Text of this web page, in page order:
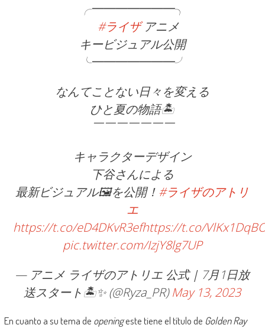
╭━━━━━━━╮
#ライザアニメ
キービジュアル公開
╰━━━━━━━╯
なんてことない日々を変える
ひと夏の物語🏝
￣￣￣￣￣￣￣
キャラクターデザイン
下谷さんによる
最新ビジュアル🖼を公開！ #ライザのアトリ
エ
https://t.co/eD4DKvR3efhttps://t.co/
pic.twitter.com/IzjY8lg7UP
— アニメ ライザのアトリエ 公式｜7月1日放
送スタート🏝✨ (@Ryza_PR)May 13, 2023
En cuanto a su tema de openingeste tiene el título de Golden Ray